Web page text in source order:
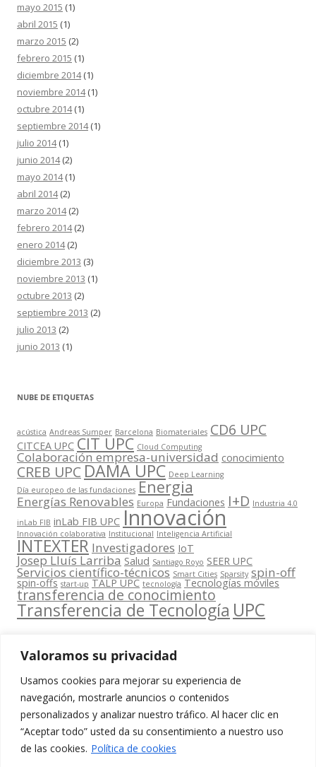
Valoramos su privacidad
Usamos cookies para mejorar su experiencia de
navegación, mostrarle anuncios o contenidos
personalizados y analizar nuestro tráfico. Al hacer clic en
“Aceptar todo” usted da su consentimiento a nuestro uso
de las cookies. Política de cookies
mayo 2015 (1)
abril 2015 (1)
marzo 2015 (2)
febrero 2015 (1)
diciembre 2014(1)
noviembre 2014(1)
octubre 2014(1)
septiembre 2014(1)
julio 2014(1)
junio 2014(2)
mayo 2014(1)
abril 2014(2)
marzo 2014(2)
febrero 2014(2)
enero 2014(2)
diciembre 2013 (3)
noviembre 2013 (1)
octubre 2013 (2)
septiembre 2013 (2)
julio 2013 (2)
junio 2013 (1)
NUBE DE ETIQUETAS
acústica Andreas Sumper Barcelona Biomateriales CD6 UPC
CITCEA UPC CIT UPC Cloud Computing
Colaboración empresa-universidad conocimiento
CREB UPC DAMA UPC Deep Learning
Día europeo de las fundaciones Energia
Energías Renovables Europa Fundaciones I+D Industria 4.0
inLab FIB inLab FIB UPC Innovación
Innovación colaborativa Institucional Inteligencia Artificial
INTEXTER Investigadores IoT
Josep Lluís Larriba Salud Santiago Royo SEER UPC
Servicios científico-técnicos Smart Cities Sparsity spin-off
spin-offs start-up TALP UPC tecnología Tecnologías móviles
transferencia de conocimiento
Transferencia de Tecnología UPC
Contacta
amb
nosaltres
Edifici
www.cit.upc.edu
Segueix-nos